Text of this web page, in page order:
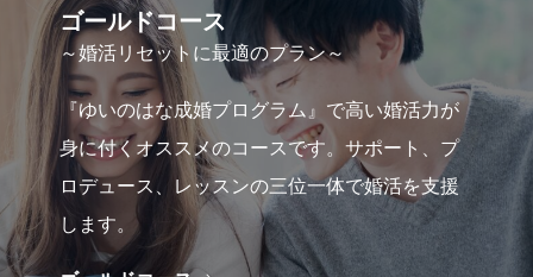
ゴールドコース
～婚活リセットに最適のプラン～
『ゆいのはな成婚プログラム』で高い婚活力が
身に付くオススメのコースです。サポート、プ
ロデュース、レッスンの三位一体で婚活を支援
します。